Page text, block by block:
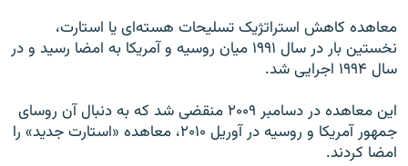
معاهده کاهش استراتژيک تسليحات هسته‌ای يا استارت،
نخستين بار در سال ۱۹۹۱ ميان روسيه و آمريکا به امضا رسيد و در
سال ۱۹۹۴ اجرايی شد.
اين معاهده در دسامبر ۲۰۰۹ منقضی شد که به دنبال آن روسای
جمهور آمريکا و روسيه در آوريل ۲۰۱۰، معاهده «استارت جديد» را
امضا کردند.